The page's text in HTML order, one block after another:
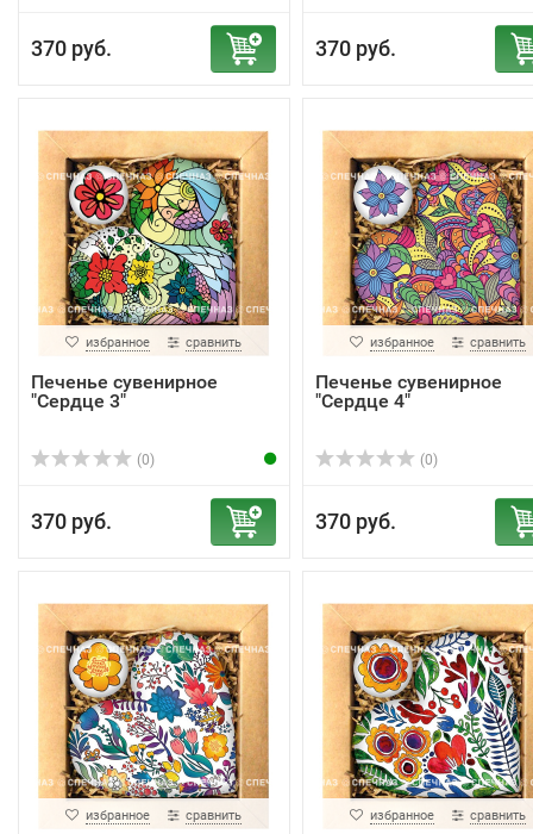
370 руб. 370 руб.
избранное сравнить
Печенье сувенирное
"Сердце 3"
(0)
370 руб.
избранное сравнить
Печенье сувенирное
"Сердце 4"
(0)
370 руб.
избранное сравнить избранное сравнить